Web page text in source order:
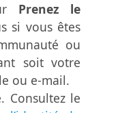
Prenez le
si vous êtes
ou
soit votre
ou e-mail.
Consultez le